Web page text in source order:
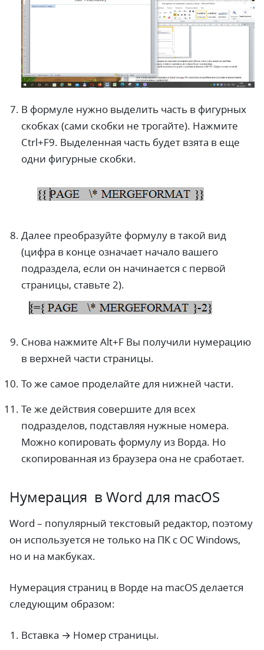
В формуле нужно выделить часть в фигурных
скобках (сами скобки не трогайте). Нажмите
Ctrl+F9. Выделенная часть будет взята в еще
одни фигурные скобки.
Далее преобразуйте формулу в такой вид
(цифра в конце означает начало вашего
подраздела, если он начинается с первой
страницы, ставьте 2).
Снова нажмите Alt+F Вы получили нумерацию
в верхней части страницы.
То же самое проделайте для нижней части.
Те же действия совершите для всех
подразделов, подставляя нужные номера.
Можно копировать формулу из Ворда. Но
скопированная из браузера она не сработает.
Нумерация в Word для macOS
Word – популярный текстовый редактор, поэтому
он используется не только на ПК с ОС Windows,
но и на макбуках.
Нумерация страниц в Ворде на macOS делается
следующим образом:
Вставка → Номер страницы.